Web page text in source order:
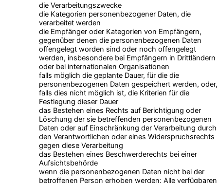
die Verarbeitungszwecke
die Kategorien personenbezogener Daten, die
verarbeitet werden
die Empfänger oder Kategorien von Empfängern,
gegenüber denen die personenbezogenen Daten
offengelegt worden sind oder noch offengelegt
werden, insbesondere bei Empfängern in Drittländern
oder bei internationalen Organisationen
falls möglich die geplante Dauer, für die die
personenbezogenen Daten gespeichert werden, oder,
falls dies nicht möglich ist, die Kriterien für die
Festlegung dieser Dauer
das Bestehen eines Rechts auf Berichtigung oder
Löschung der sie betreffenden personenbezogenen
Daten oder auf Einschränkung der Verarbeitung durch
den Verantwortlichen oder eines Widerspruchsrechts
gegen diese Verarbeitung
das Bestehen eines Beschwerderechts bei einer
Aufsichtsbehörde
wenn die personenbezogenen Daten nicht bei der
betroffenen Person erhoben werden: Alle verfügbaren